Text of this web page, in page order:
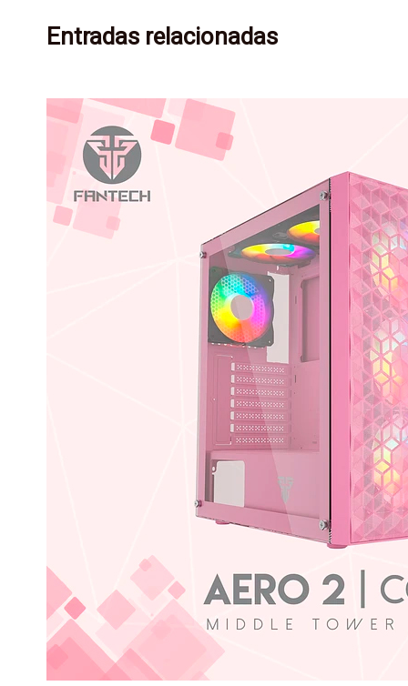
Entradas relacionadas